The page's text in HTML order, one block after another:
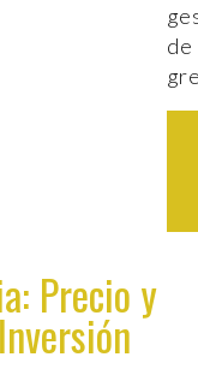
de
Precio y